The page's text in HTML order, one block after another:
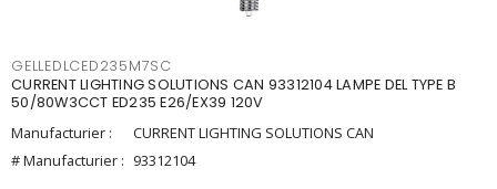
GELLEDLCED235M7SC
CURRENT LIGHTING SOLUTIONS CAN 93312104 LAMPE DEL TYPE B
50/80W3CCT ED235 E26/EX39 120V
Manufacturier :
CURRENT LIGHTING SOLUTIONS CAN
# Manufacturier : 93312104